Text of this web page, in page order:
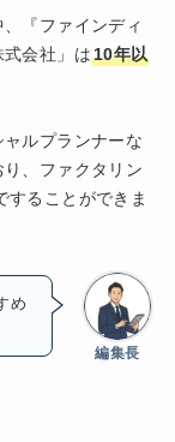
『ファインディ
会社」は10年以
ルプランナーな
、ファクタリン
することができま
編集長
め